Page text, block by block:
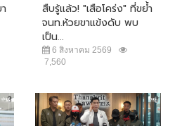
สืบรู้แล้ว! "เสือโคร่ง" ที่ขย้ำ
จนท.ห้วยขาแข้งดับ พบ
เป็น...
6 สิงหาคม 2569
7,560